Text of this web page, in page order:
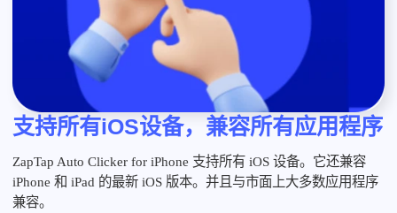
支持所有iOS设备，兼容所有应用程序
ZapTap Auto Clicker for iPhone 支持所有 iOS 设备。它还兼容
iPhone 和 iPad 的最新 iOS 版本。并且与市面上大多数应用程序
兼容。